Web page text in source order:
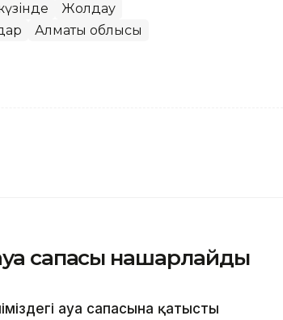
Жолдау
Алматы облысы
ауа сапасы нашарлайды
ауа сапасына қатысты